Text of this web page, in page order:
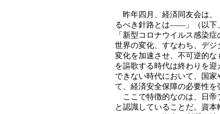
昨年四月、経済同友会は
るべき針路とは――」（以下
「新型コロナウイルス感染
世界の変化、すなわち、デ
変化を加速させ、不可逆的
を謳歌する時代は終わりを
できない時代において、国
て、経済安全保障の必要性
ここで特徴的なのは、日帝
と認識していることだ。資